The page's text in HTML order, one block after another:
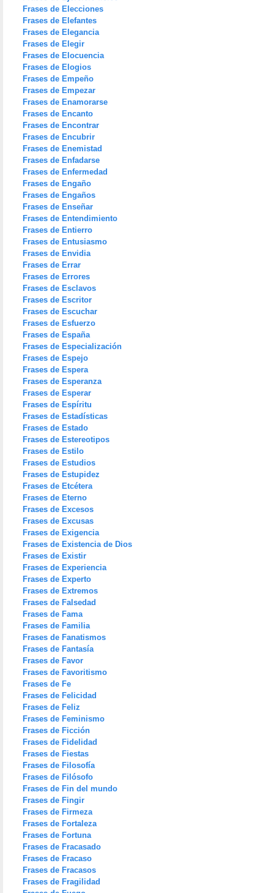
Frases de Elecciones
Frases de Elefantes
Frases de Elegancia
Frases de Elegir
Frases de Elocuencia
Frases de Elogios
Frases de Empeño
Frases de Empezar
Frases de Enamorarse
Frases de Encanto
Frases de Encontrar
Frases de Encubrir
Frases de Enemistad
Frases de Enfadarse
Frases de Enfermedad
Frases de Engaño
Frases de Engaños
Frases de Enseñar
Frases de Entendimiento
Frases de Entierro
Frases de Entusiasmo
Frases de Envidia
Frases de Errar
Frases de Errores
Frases de Esclavos
Frases de Escritor
Frases de Escuchar
Frases de Esfuerzo
Frases de España
Frases de Especialización
Frases de Espejo
Frases de Espera
Frases de Esperanza
Frases de Esperar
Frases de Espíritu
Frases de Estadísticas
Frases de Estado
Frases de Estereotipos
Frases de Estilo
Frases de Estudios
Frases de Estupidez
Frases de Etcétera
Frases de Eterno
Frases de Excesos
Frases de Excusas
Frases de Exigencia
Frases de Existencia de Dios
Frases de Existir
Frases de Experiencia
Frases de Experto
Frases de Extremos
Frases de Falsedad
Frases de Fama
Frases de Familia
Frases de Fanatismos
Frases de Fantasía
Frases de Favor
Frases de Favoritismo
Frases de Fe
Frases de Felicidad
Frases de Feliz
Frases de Feminismo
Frases de Ficción
Frases de Fidelidad
Frases de Fiestas
Frases de Filosofía
Frases de Filósofo
Frases de Fin del mundo
Frases de Fingir
Frases de Firmeza
Frases de Fortaleza
Frases de Fortuna
Frases de Fracasado
Frases de Fracaso
Frases de Fracasos
Frases de Fragilidad